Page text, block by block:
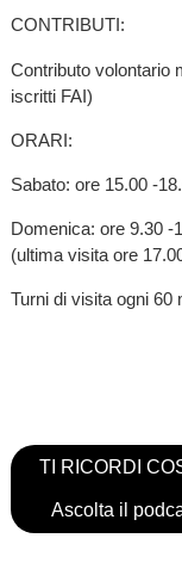
CONTRIBUTI:
Contributo volontario
iscritti FAI)
ORARI:
Sabato: ore 15.00 -
Domenica: ore 9.30 -
(ultima visita ore
Turni di visita ogni 60
TI RICORDI
Ascolta il